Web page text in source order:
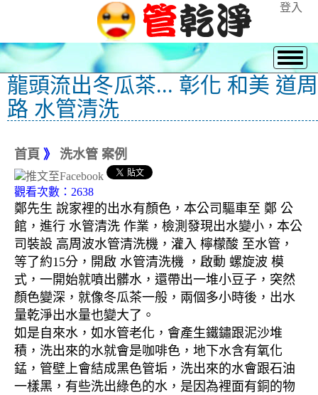
登入
龍頭流出冬瓜茶... 彰化 和美 道周
路 水管清洗
首頁 》 洗水管 案例
觀看次數：2638
鄭先生 說家裡的出水有顏色，本公司驅車至 鄭 公
館，進行 水管清洗 作業，檢測發現出水變小，本公
司裝設 高周波水管清洗機，灌入 檸檬酸 至水管，
等了約15分，開啟 水管清洗機 ，啟動 螺旋波 模
式，一開始就噴出髒水，還帶出一堆小豆子，突然
顏色變深，就像冬瓜茶一般，兩個多小時後，出水
量乾淨出水量也變大了。
如是自來水，如水管老化，會產生鐵鏽跟泥沙堆
積，洗出來的水就會是咖啡色，地下水含有氧化
錳，管壁上會結成黑色管垢，洗出來的水會跟石油
一樣黑，有些洗出綠色的水，是因為裡面有銅的物